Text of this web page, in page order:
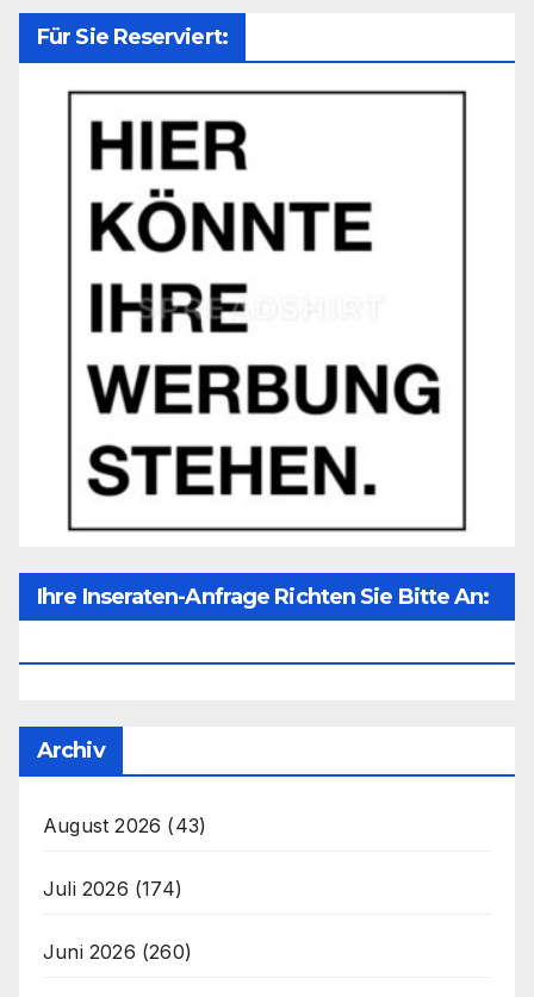
Für Sie Reserviert:
Ihre Inseraten-Anfrage Richten Sie Bitte An:
Archiv
August 2026 (43)
Juli 2026 (174)
Juni 2026 (260)